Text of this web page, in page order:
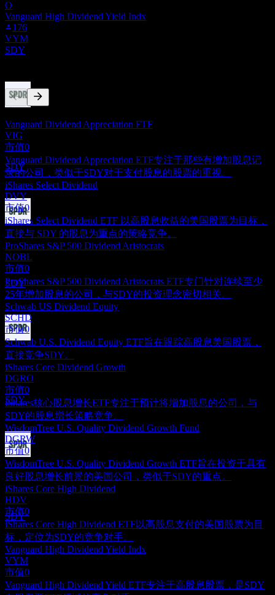
22
JUN 27
State Street SPDR S&P Dividend
预估
SDY
24
JUN
State Street SPDR S&P Dividend
预估
SDY
除息
22
SEP 27
State Street SPDR S&P Dividend
预估
SDY
股息支付
24
SEP 27
State Street SPDR S&P Dividend
预估
SDY
除息
22
DEC 27
State Street SPDR S&P Dividend
预估
SDY
O
Vanguard High Dividend Yield Indx
176
VYM
Vanguard Dividend Appreciation FTF
VIG
市值0
Vanguard Dividend Appreciation ETF专注于那些有增加股息记
录的公司，类似于SDY对于支付股息的股票的重视。
iShares Select Dividend
DVY
市值0
iShares Select Dividend ETF 以高股息收益的美国股票为目标，
直接与 SDY 的股息为重点的策略竞争。
ProShares S&P 500 Dividend Aristocrats
NOBL
市值0
ProShares S&P 500 Dividend Aristocrats ETF专门针对连续至少
25年增加股息的公司，与SDY的投资理念密切相关。
Schwab US Dividend Equity
SCHD
市值0
Schwab U.S. Dividend Equity ETF旨在跟踪高股息美国股票，
直接竞争SDY。
iShares Core Dividend Growth
DGRO
市值0
iShares核心股息增长ETF专注于预计将增加股息的公司，与
SDY的股息增长策略竞争。
WisdomTree U.S. Quality Dividend Growth Fund
DGRW
市值0
WisdomTree U.S. Quality Dividend Growth ETF旨在投资于具有
良好股息增长前景的美国公司，类似于SDY的重点。
iShares Core High Dividend
HDV
市值0
iShares Core High Dividend ETF以高股息支付的美国股票为目
标，定位为SDY的竞争对手。
Vanguard High Dividend Yield Indx
VYM
市值0
Vanguard High Dividend Yield ETF专注于高股息股票，是SDY